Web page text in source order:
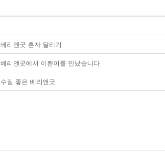
베리엔굿 혼자 달리기
베리엔굿에서 이쁜이를 만났습니다
수질 좋은 베리앤굿